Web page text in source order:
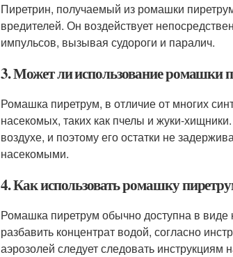
Пиретрин, получаемый из ромашки
вредителей. Он воздействует
импульсов, вызывая судороги и паралич.
3. Может ли использование ромашки
Ромашка пиретрум, в отличие от многих
насекомых, таких как пчелы и жуки-
воздухе, и поэтому его остатки не
насекомыми.
4. Как использовать ромашку
Ромашка пиретрум обычно доступна в виде
разбавить концентрат водой, согласно
аэрозолей следует следовать